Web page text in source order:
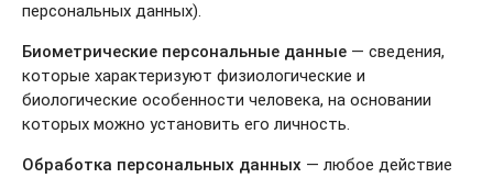
персональных данных).
Биометрические персональные данные — сведения,
которые характеризуют физиологические и
биологические особенности человека, на основании
которых можно установить его личность.
Обработка персональных данных — любое действие